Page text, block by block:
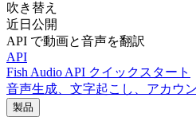
吹き替え
近日公開
API で動画と音声を翻訳
API
Fish Audio API クイックスタート
音声生成、文字起こし、アカウ
製品